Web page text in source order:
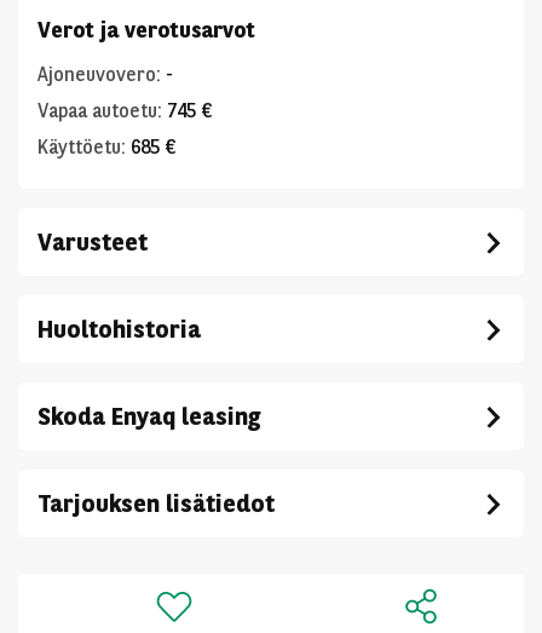
Verot ja verotusarvot
Ajoneuvovero: -
Vapaa autoetu: 745 €
Käyttöetu: 685 €
Varusteet
Huoltohistoria
Skoda Enyaq leasing
Tarjouksen lisätiedot